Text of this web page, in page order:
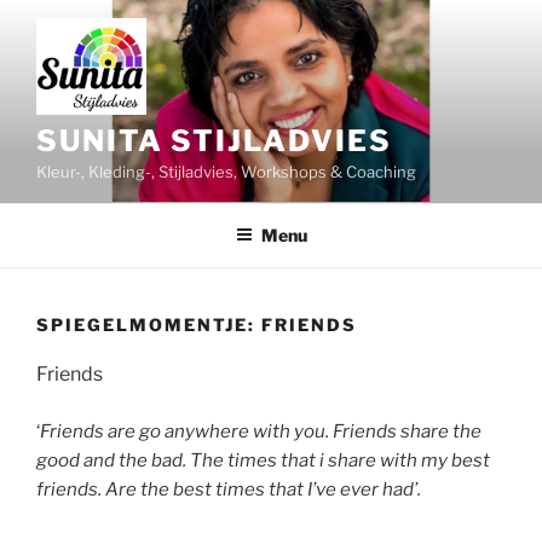
SUNITA STIJLADVIES
Kleur-, Kleding-, Stijladvies, Workshops & Coaching
Menu
SPIEGELMOMENTJE: FRIENDS
Friends
‘Friends are go anywhere with you. Friends share the
good and the bad. The times that i share with my best
friends. Are the best times that I’ve ever had’.